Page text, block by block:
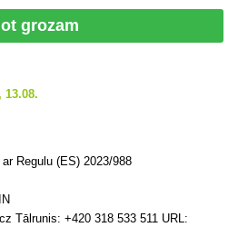
grozam
13.08.
Regulu (ES) 2023/988
Tālrunis: +420 318 533 511 URL: